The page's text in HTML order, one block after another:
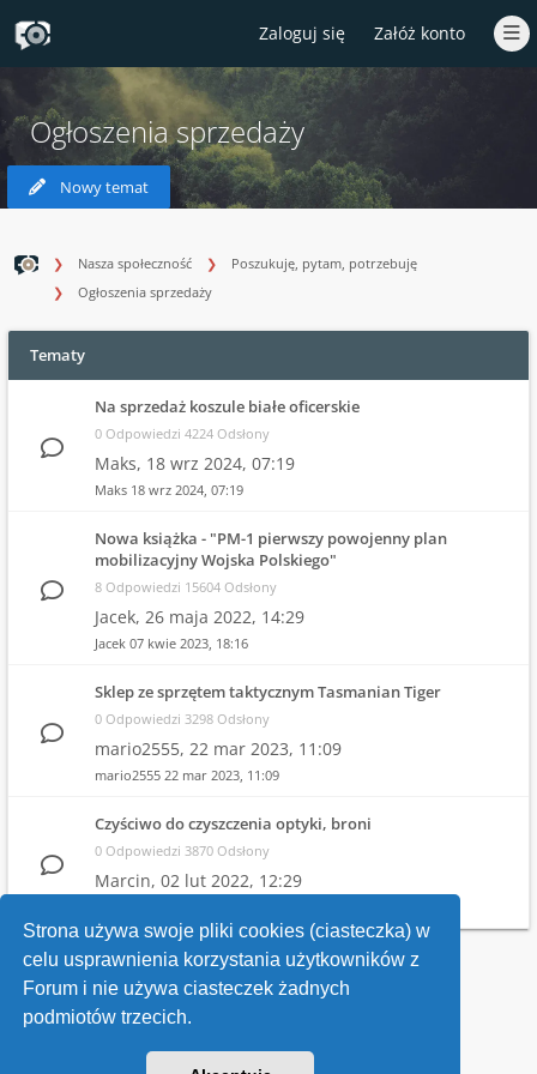
Strona używa swoje pliki cookies (ciasteczka) w
celu usprawnienia korzystania użytkowników z
Forum i nie używa ciasteczek żadnych
podmiotów trzecich.
Zaloguj się Załóż konto
Ogłoszenia sprzedaży
Nowy temat
Nasza społeczność
Poszukuję, pytam, potrzebuję
Ogłoszenia sprzedaży
Tematy
Na sprzedaż koszule białe oficerskie
0 Odpowiedzi 4224 Odsłony
Maks, 18 wrz 2024, 07:19
Maks 18 wrz 2024, 07:19
Nowa książka - "PM-1 pierwszy powojenny plan
mobilizacyjny Wojska Polskiego"
8 Odpowiedzi 15604 Odsłony
Jacek, 26 maja 2022, 14:29
Jacek 07 kwie 2023, 18:16
Sklep ze sprzętem taktycznym Tasmanian Tiger
0 Odpowiedzi 3298 Odsłony
mario2555, 22 mar 2023, 11:09
mario2555 22 mar 2023, 11:09
Czyściwo do czyszczenia optyki, broni
0 Odpowiedzi 3870 Odsłony
Marcin, 02 lut 2022, 12:29
Wróć do wykazu forów